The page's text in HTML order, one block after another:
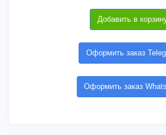
Добавить в
Оформить заказ
Оформить заказ